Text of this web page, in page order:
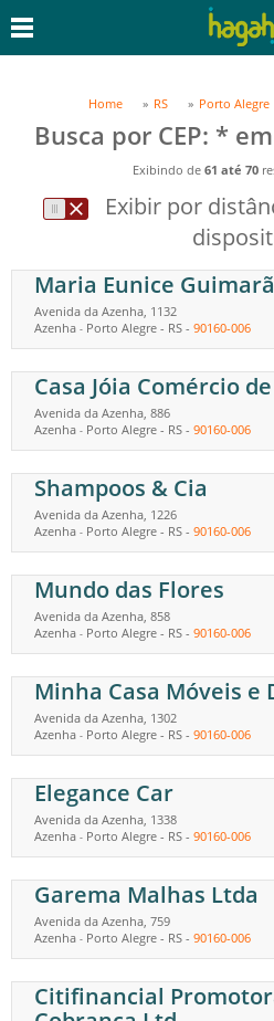
Home RS Porto Alegre
Exibindo de 61 até 70
Exibir por
Maria Eunice
Avenida da Azenha, 1132
Azenha - Porto Alegre - RS - 90160-006
Casa Jóia Comércio
Avenida da Azenha, 886
Azenha - Porto Alegre - RS - 90160-006
Shampoos & Cia
Avenida da Azenha, 1226
Azenha - Porto Alegre - RS - 90160-006
Mundo das Flores
Avenida da Azenha, 858
Azenha - Porto Alegre - RS - 90160-006
Minha Casa Móveis e
Avenida da Azenha, 1302
Azenha - Porto Alegre - RS - 90160-006
Elegance Car
Avenida da Azenha, 1338
Azenha - Porto Alegre - RS - 90160-006
Garema Malhas Ltda
Avenida da Azenha, 759
Azenha - Porto Alegre - RS - 90160-006
Citifinancial